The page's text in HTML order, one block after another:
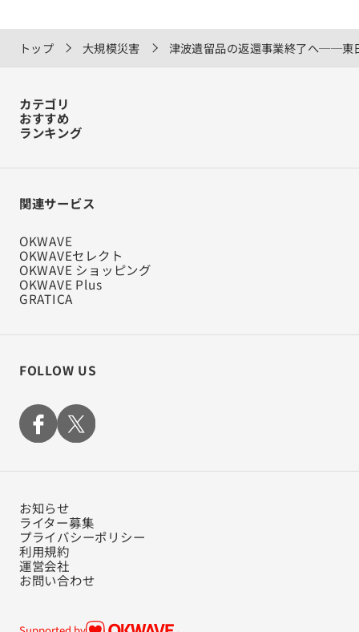
トップ 大規模災害 津波遺留品の返還事業終了へ──東
カテゴリ
おすすめ
ランキング
関連サービス
OKWAVE
OKWAVEセレクト
OKWAVE ショッピング
OKWAVE Plus
GRATICA
FOLLOW US
お知らせ
ライター募集
プライバシーポリシー
利用規約
運営会社
お問い合わせ